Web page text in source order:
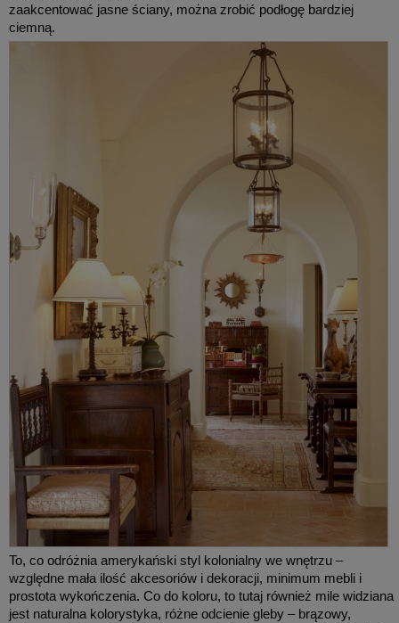
zaakcentować jasne ściany, można zrobić podłogę bardziej
ciemną.
To, co odróżnia amerykański styl kolonialny we wnętrzu –
względne mała ilość akcesoriów i dekoracji, minimum mebli i
prostota wykończenia. Co do koloru, to tutaj również mile widziana
jest naturalna kolorystyka, różne odcienie gleby – brązowy,